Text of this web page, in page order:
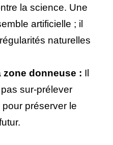
la science. Une
artificielle ; il
naturelles
zone donneuse : Il
sur-prélever
pour préserver le